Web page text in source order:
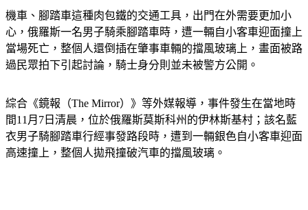
心，俄羅斯一名男子騎乘腳踏車時，遭一輛自小客車迎面撞上
當場死亡，整個人還倒插在肇事車輛的擋風玻璃上，畫面被路
過民眾拍下引起討論，騎士身分則並未被警方公開。
間11月7日清晨，位於俄羅斯莫斯科州的伊林斯基村；該名藍
衣男子騎腳踏車行經事發路段時，遭到一輛銀色自小客車迎面
高速撞上，整個人拋飛撞破汽車的擋風玻璃。